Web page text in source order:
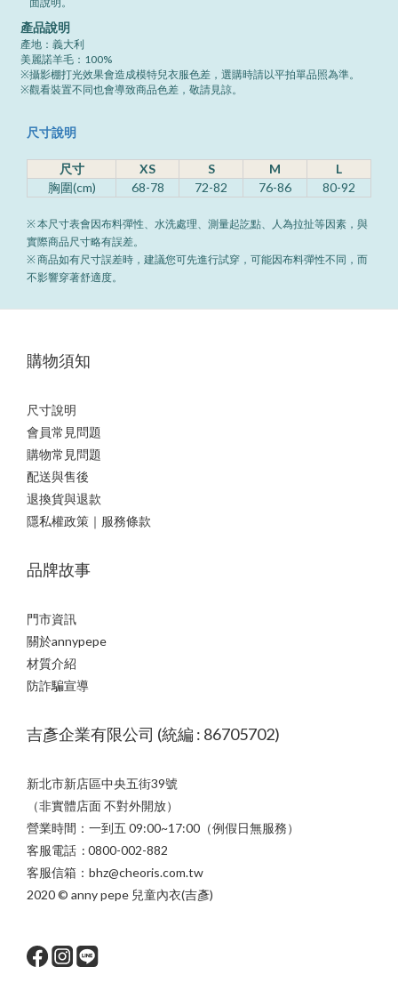
產品說明
產地：義大利
美麗諾羊毛：100%
※攝影棚打光效果會造成模特兒衣服色差，選購時請以平拍單品照為準。
※觀看裝置不同也會導致商品色差，敬請見諒。
尺寸說明
尺寸 XS S M
L
胸圍(cm)
68-78 72-82 76-86 80-92
※ 本尺寸表會因布料彈性、水洗處理、測量起訖點、人為拉扯等因素，與
實際商品尺寸略有誤差。
※ 商品如有尺寸誤差時，建議您可先進行試穿，可能因布料彈性不同，而
不影響穿著舒適度。
購物須知
尺寸說明
會員常見問題
購物常見問題
配送與售後
退換貨與退款
隱私權政策｜服務條款
品牌故事
門市資訊
關於annypepe
材質介紹
防詐騙宣導
吉彥企業有限公司 (統編 : 86705702)
新北市新店區中央五街39號
（非實體店面 不對外開放）
營業時間：一到五 09:00~17:00（例假日無服務）
客服電話 : 0800-002-882
客服信箱：bhz@cheoris.com.tw
2020 © anny pepe 兒童內衣(吉彥)